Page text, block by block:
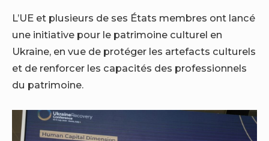
L’UE et plusieurs de ses États membres ont lancé
une initiative pour le patrimoine culturel en
Ukraine, en vue de protéger les artefacts culturels
et de renforcer les capacités des professionnels
du patrimoine.